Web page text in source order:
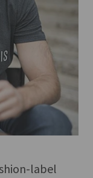
label